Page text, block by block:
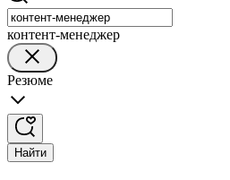
контент-менеджер
Резюме
Найти